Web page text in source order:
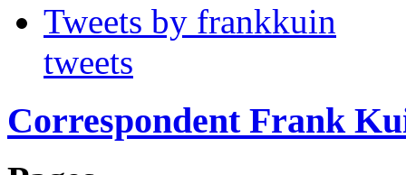
Tweets by frankkuin
tweets
Correspondent Frank